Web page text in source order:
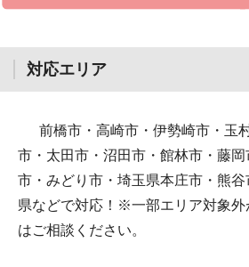
対応エリア
前橋市・高崎市・伊勢崎市・玉村
市・太田市・沼田市・館林市・藤
市・みどり市・埼玉県本庄市・熊
県などで対応！※一部エリア対象外
はご相談ください。